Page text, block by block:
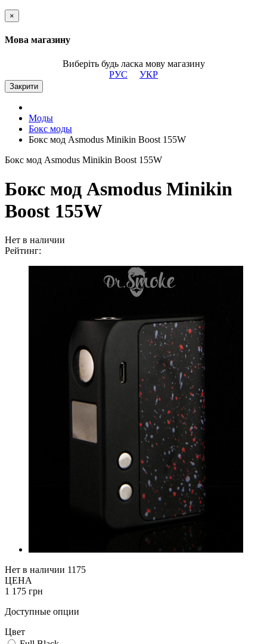
×
Мова магазину
Виберіть будь ласка мову магазину
РУС
УКР
Закрити
Моды
Бокс моды
Бокс мод Asmodus Minikin Boost 155W
Бокс мод Asmodus Minikin Boost 155W
Бокс мод Asmodus Minikin
Boost 155W
Нет в наличии
Рейтинг:
Нет в наличии 1175
ЦЕНА
1 175 грн
Доступные опции
Цвет